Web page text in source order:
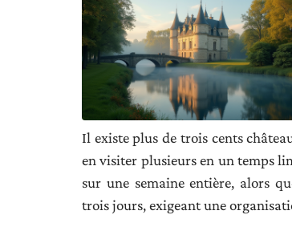
Il existe plus de trois cents
en visiter plusieurs en un temps
sur une semaine entière, alors
trois jours, exigeant une